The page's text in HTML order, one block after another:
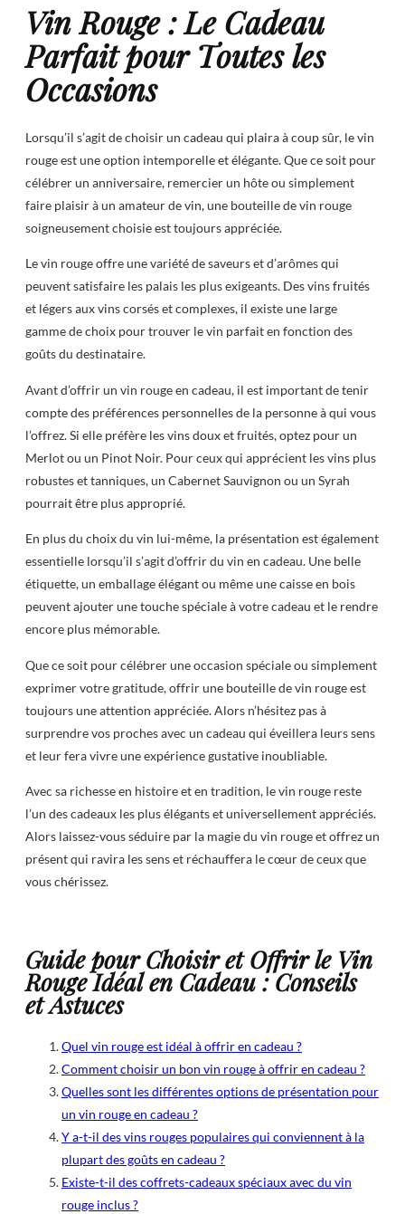
Vin Rouge : Le Cadeau
Parfait pour Toutes les
Occasions
Lorsqu’il s’agit de choisir un cadeau qui plaira à coup sûr, le vin
rouge est une option intemporelle et élégante. Que ce soit pour
célébrer un anniversaire, remercier un hôte ou simplement
faire plaisir à un amateur de vin, une bouteille de vin rouge
soigneusement choisie est toujours appréciée.
Le vin rouge offre une variété de saveurs et d’arômes qui
peuvent satisfaire les palais les plus exigeants. Des vins fruités
et légers aux vins corsés et complexes, il existe une large
gamme de choix pour trouver le vin parfait en fonction des
goûts du destinataire.
Avant d’offrir un vin rouge en cadeau, il est important de tenir
compte des préférences personnelles de la personne à qui vous
l’offrez. Si elle préfère les vins doux et fruités, optez pour un
Merlot ou un Pinot Noir. Pour ceux qui apprécient les vins plus
robustes et tanniques, un Cabernet Sauvignon ou un Syrah
pourrait être plus approprié.
En plus du choix du vin lui-même, la présentation est également
essentielle lorsqu’il s’agit d’offrir du vin en cadeau. Une belle
étiquette, un emballage élégant ou même une caisse en bois
peuvent ajouter une touche spéciale à votre cadeau et le rendre
encore plus mémorable.
Que ce soit pour célébrer une occasion spéciale ou simplement
exprimer votre gratitude, offrir une bouteille de vin rouge est
toujours une attention appréciée. Alors n’hésitez pas à
surprendre vos proches avec un cadeau qui éveillera leurs sens
et leur fera vivre une expérience gustative inoubliable.
Avec sa richesse en histoire et en tradition, le vin rouge reste
l’un des cadeaux les plus élégants et universellement appréciés.
Alors laissez-vous séduire par la magie du vin rouge et offrez un
présent qui ravira les sens et réchauffera le cœur de ceux que
vous chérissez.
Guide pour Choisir et Offrir le Vin
Rouge Idéal en Cadeau : Conseils
et Astuces
Quel vin rouge est idéal à offrir en cadeau ?
Comment choisir un bon vin rouge à offrir en cadeau ?
Quelles sont les différentes options de présentation pour
un vin rouge en cadeau ?
Y a-t-il des vins rouges populaires qui conviennent à la
plupart des goûts en cadeau ?
Existe-t-il des coffrets-cadeaux spéciaux avec du vin
rouge inclus ?